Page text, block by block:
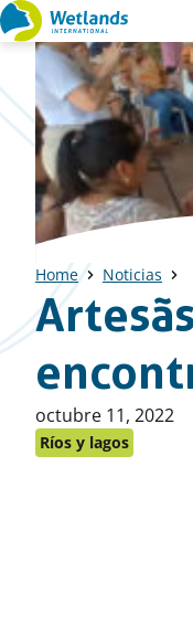
Ir
al
contenido
Home Noticias
Publicado
en:
octubre 11, 2022
Ríos y lagos